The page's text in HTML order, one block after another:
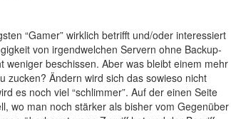
“Gamer” wirklich betrifft und/oder interessiert
von irgendwelchen Servern ohne Backup-
weniger beschissen. Aber was bleibt einem mehr
zucken? Ändern wird sich das sowieso nicht
es noch viel “schlimmer”. Auf der einen Seite
wo man noch stärker als bisher vom Gegenüber